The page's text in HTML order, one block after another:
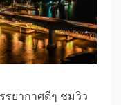
รยากาศดีๆ ชมวิว